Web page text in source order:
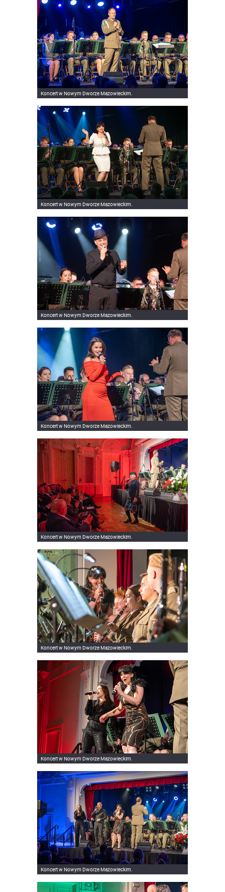
Koncert w Nowym Dworze Mazowieckim.
Koncert w Nowym Dworze Mazowieckim.
Koncert w Nowym Dworze Mazowieckim.
Koncert w Nowym Dworze Mazowieckim.
Koncert w Nowym Dworze Mazowieckim.
Koncert w Nowym Dworze Mazowieckim.
Koncert w Nowym Dworze Mazowieckim.
Koncert w Nowym Dworze Mazowieckim.